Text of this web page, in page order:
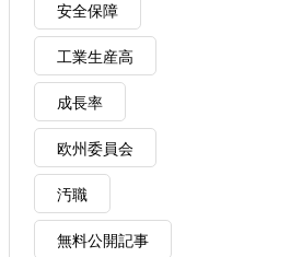
安全保障
工業生産高
成長率
欧州委員会
汚職
無料公開記事